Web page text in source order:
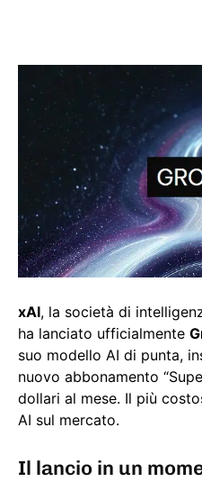
xAI, la società di
ha lanciato ufficialmente
suo modello AI di punta,
nuovo abbonamento
dollari al mese. Il più
AI sul mercato.
Il lancio in un